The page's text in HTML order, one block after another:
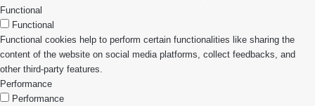
Functional
Functional
Functional cookies help to perform certain functionalities like sharing the
content of the website on social media platforms, collect feedbacks, and
other third-party features.
Performance
Performance